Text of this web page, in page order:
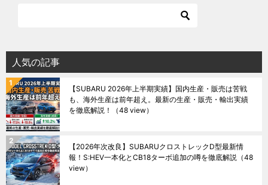
人気の記事
【SUBARU 2026年上半期実績】国内生産・販売は苦戦
も、海外生産は前年超え。最新の生産・販売・輸出実績
を徹底解説！
（48 view）
【2026年次改良】SUBARUクロストレックD型最新情
報！S:HEV一本化とCB18ターボ追加の噂を徹底解説 （48
view）